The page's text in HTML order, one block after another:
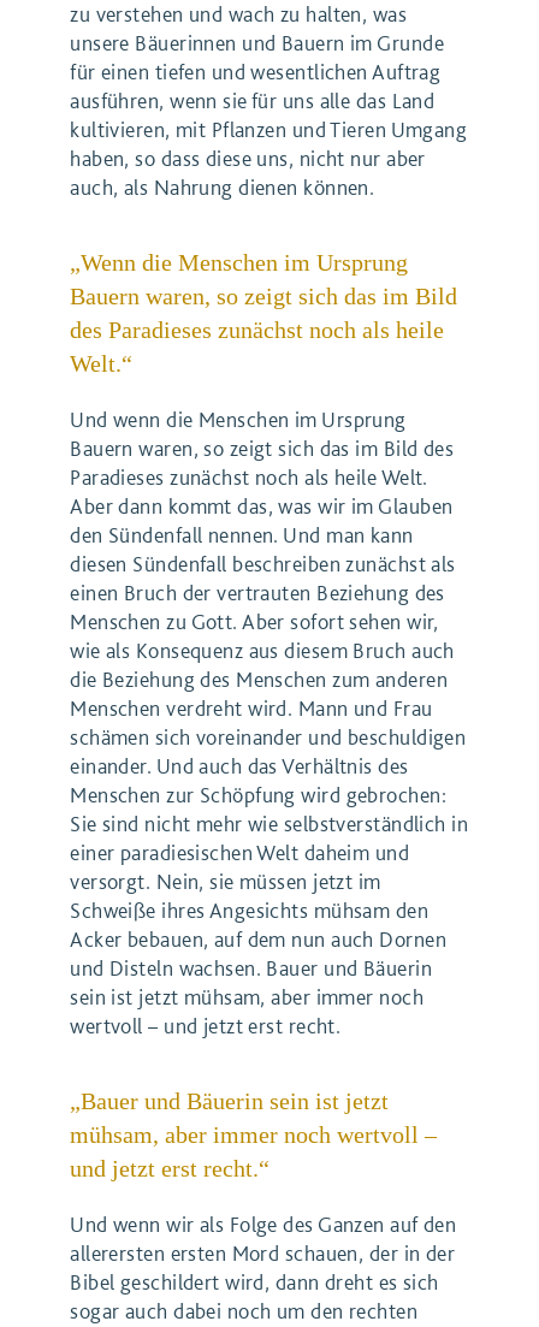
zu verstehen und wach zu halten, was
unsere Bäuerinnen und Bauern im Grunde
für einen tiefen und wesentlichen Auftrag
ausführen, wenn sie für uns alle das Land
kultivieren, mit Pflanzen und Tieren Umgang
haben, so dass diese uns, nicht nur aber
auch, als Nahrung dienen können.
„Wenn die Menschen im Ursprung
Bauern waren, so zeigt sich das im Bild
des Paradieses zunächst noch als heile
Welt.“
Und wenn die Menschen im Ursprung
Bauern waren, so zeigt sich das im Bild des
Paradieses zunächst noch als heile Welt.
Aber dann kommt das, was wir im Glauben
den Sündenfall nennen. Und man kann
diesen Sündenfall beschreiben zunächst als
einen Bruch der vertrauten Beziehung des
Menschen zu Gott. Aber sofort sehen wir,
wie als Konsequenz aus diesem Bruch auch
die Beziehung des Menschen zum anderen
Menschen verdreht wird. Mann und Frau
schämen sich voreinander und beschuldigen
einander. Und auch das Verhältnis des
Menschen zur Schöpfung wird gebrochen:
Sie sind nicht mehr wie selbstverständlich in
einer paradiesischen Welt daheim und
versorgt. Nein, sie müssen jetzt im
Schweiße ihres Angesichts mühsam den
Acker bebauen, auf dem nun auch Dornen
und Disteln wachsen. Bauer und Bäuerin
sein ist jetzt mühsam, aber immer noch
wertvoll – und jetzt erst recht.
„Bauer und Bäuerin sein ist jetzt
mühsam, aber immer noch wertvoll –
und jetzt erst recht.“
Und wenn wir als Folge des Ganzen auf den
allerersten ersten Mord schauen, der in der
Bibel geschildert wird, dann dreht es sich
sogar auch dabei noch um den rechten